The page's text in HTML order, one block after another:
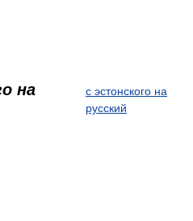
на
с эстонского на
русский